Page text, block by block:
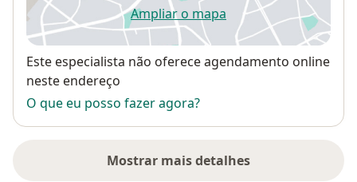
Ampliar o mapaabre num novo separador
Disponibilidade
Este especialista não oferece agendamento online
neste endereço
O que eu posso fazer agora?
Mostrar mais detalhes
sobre o endereço